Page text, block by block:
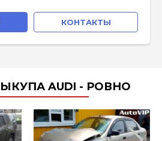
КОНТАКТЫ
AUDI - РОВНО